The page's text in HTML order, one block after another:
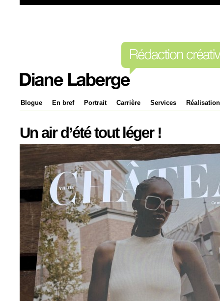
Blogue En bref Portrait Carrière Services
Un air d’été tout léger !